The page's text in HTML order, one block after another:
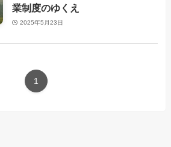
業制度のゆくえ
2025年5月23日
1